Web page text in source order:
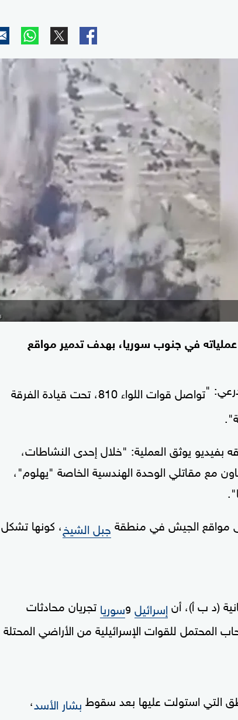
في جنوب سوريا، بهدف تدمير مواقع
"
تواصل قوات اللواء 810، تحت قيادة الفرقة
يوثق العملية: "خلال إحدى النشاطات،
كتيبة الاحتياط التابعة للواء 810 بالتعاون مع مقاتلي الوحدة الهندسية الخاصة "يهلوم"،
مواقع الجيش في منطقة جبل الشيخ، كونها تشكل
(د ب أ)، أن إسرائيل وسوريا تجريان محادثات
المحتمل للقوات الإسرائيلية من الأراضي المحتلة
التي استولت عليها بعد سقوط بشار الأسد،